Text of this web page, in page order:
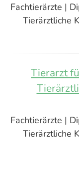
Fachtierärzte |
Tierärztliche
Tierarzt
Fachtierärzte |
Tierärztliche